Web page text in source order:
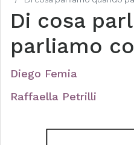
Di cosa
parliamo
Diego Femia
Raffaella Petrilli